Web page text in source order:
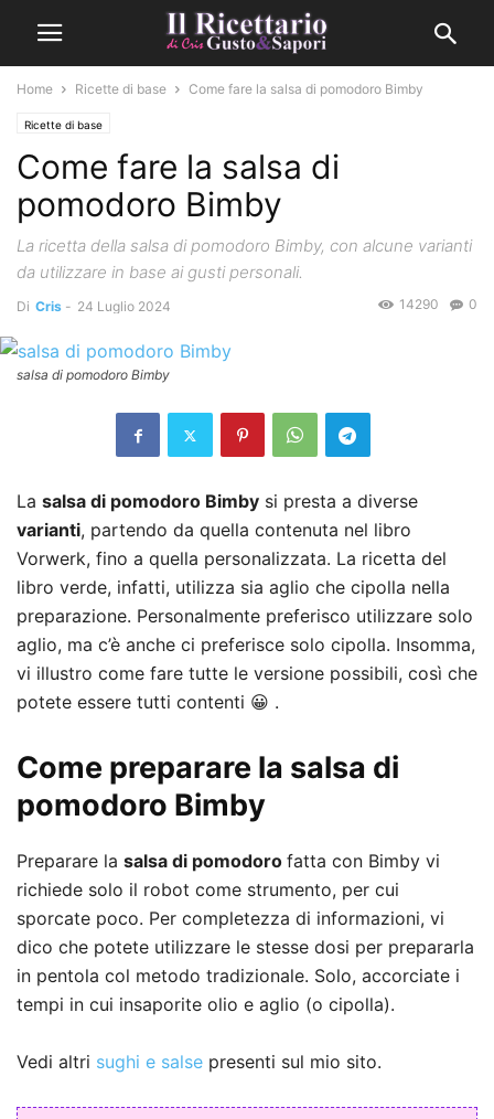
Home Ricette di base Come fare la salsa di pomodoro Bimby
Ricette di base
Come fare la salsa di
pomodoro Bimby
La ricetta della salsa di pomodoro Bimby, con alcune varianti
da utilizzare in base ai gusti personali.
Di Cris - 24 Luglio 2024 0
14290
salsa di pomodoro Bimby
La salsa di pomodoro Bimby si presta a diverse
varianti, partendo da quella contenuta nel libro
Vorwerk, fino a quella personalizzata. La ricetta del
libro verde, infatti, utilizza sia aglio che cipolla nella
preparazione. Personalmente preferisco utilizzare solo
aglio, ma c’è anche ci preferisce solo cipolla. Insomma,
vi illustro come fare tutte le versione possibili, così che
potete essere tutti contenti 😀 .
Come preparare la salsa di
pomodoro Bimby
Preparare la salsa di pomodoro fatta con Bimby vi
richiede solo il robot come strumento, per cui
sporcate poco. Per completezza di informazioni, vi
dico che potete utilizzare le stesse dosi per prepararla
in pentola col metodo tradizionale. Solo, accorciate i
tempi in cui insaporite olio e aglio (o cipolla).
Vedi altri sughi e salse presenti sul mio sito.